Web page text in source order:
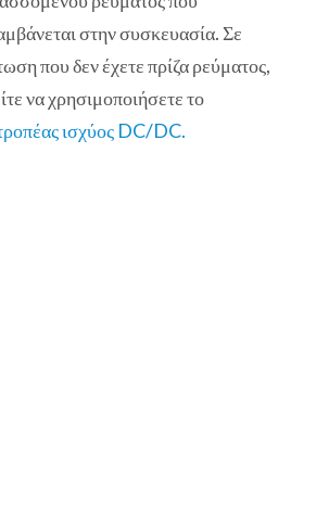
στην συσκευασία. Σε
που δεν έχετε πρίζα ρεύματος,
να χρησιμοποιήσετε το
ισχύος DC/DC.